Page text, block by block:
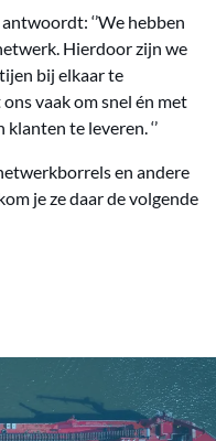
‘’We hebben
Hierdoor zijn we
bij elkaar te
vaak om snel én met
te leveren. ‘’
en andere
je ze daar de volgende